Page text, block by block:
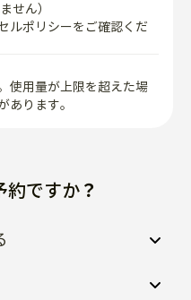
せん）
ルポリシーをご確認くだ
使用量が上限を超えた場
あります。
約ですか？